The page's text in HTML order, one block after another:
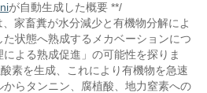
が自動生成した概要 **/
家畜糞が水分減少と有機物分解によ
状態へ熟成するメカベーションにつ
よる熟成促進」の可能性を探りま
素を生成、これにより有機物を急速
らタンニン、腐植酸、地力窒素への